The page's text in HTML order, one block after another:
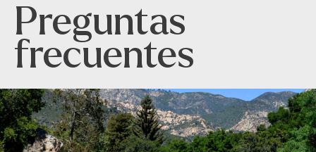
Preguntas
frecuentes